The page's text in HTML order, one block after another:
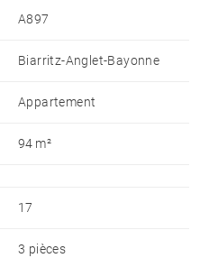
A897
Biarritz-Anglet-Bayonne
Appartement
94 m²
17
3 pièces